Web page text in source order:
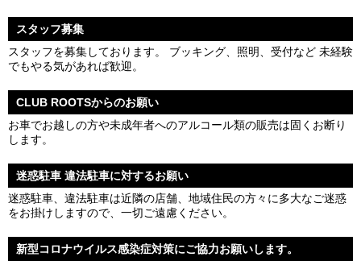
スタッフ募集
スタッフを募集しております。 ブッキング、照明、受付など 未経験
でもやる気があれば歓迎。
CLUB ROOTSからのお願い
お車でお越しの方や未成年者へのアルコール類の販売は固くお断り
します。
迷惑駐車 違法駐車に対するお願い
迷惑駐車、違法駐車は近隣の店舗、地域住民の方々に多大なご迷惑
をお掛けしますので、一切ご遠慮ください。
新型コロナウイルス感染症対策にご協力お願いします。